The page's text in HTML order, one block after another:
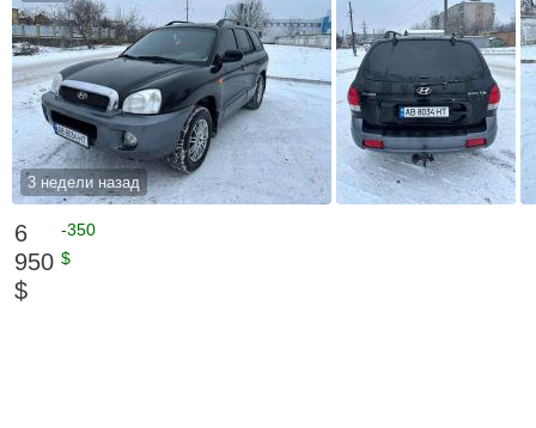
3 недели назад
6
950
$
-350
$